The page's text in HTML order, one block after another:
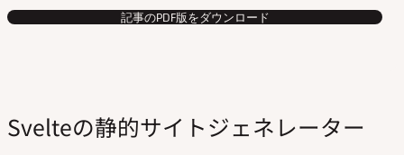
記事のPDF版をダウンロード
Svelteの静的サイトジェネレーター